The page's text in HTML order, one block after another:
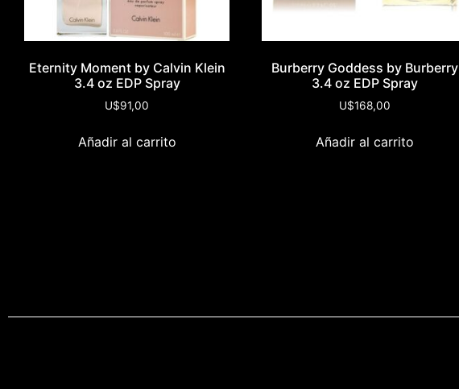
Eternity Moment by Calvin Klein
3.4 oz EDP Spray
U$91,00
Añadir al carrito
Burberry Goddess by Burberry
3.4 oz EDP Spray
U$168,00
Añadir al carrito